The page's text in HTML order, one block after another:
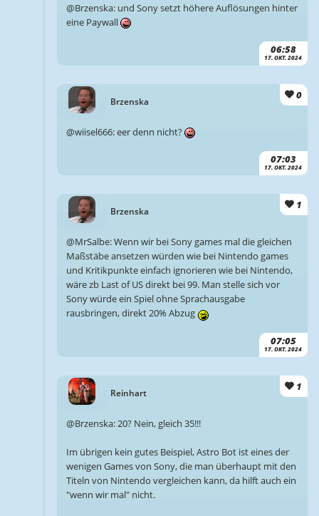
06:58
17. OKT. 2024
@Brzenska: und Sony setzt höhere Auflösungen hinter
eine Paywall
Brzenska
0
07:03
17. OKT. 2024
@wiisel666: eer denn nicht?
Brzenska
1
07:05
17. OKT. 2024
@MrSalbe: Wenn wir bei Sony games mal die gleichen
Maßstäbe ansetzen würden wie bei Nintendo games
und Kritikpunkte einfach ignorieren wie bei Nintendo,
wäre zb Last of US direkt bei 99. Man stelle sich vor
Sony würde ein Spiel ohne Sprachausgabe
rausbringen, direkt 20% Abzug
Reinhart
1
@Brzenska: 20? Nein, gleich 35!!!
Im übrigen kein gutes Beispiel, Astro Bot ist eines der
wenigen Games von Sony, die man überhaupt mit den
Titeln von Nintendo vergleichen kann, da hilft auch ein
"wenn wir mal" nicht.